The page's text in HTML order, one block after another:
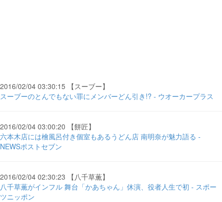
2016/02/04 03:30:15 【スーブー】
スーブーのとんでもない罪にメンバーどん引き!? - ウオーカープラス
2016/02/04 03:00:20 【餅匠】
六本木店には檜風呂付き個室もあるうどん店 南明奈が魅力語る -
NEWSポストセブン
2016/02/04 02:30:23 【八千草薫】
八千草薫がインフル 舞台「かあちゃん」休演、役者人生で初 - スポー
ツニッポン